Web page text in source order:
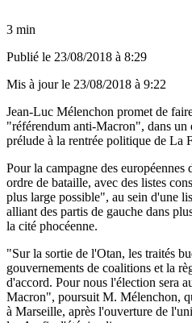
3 min
Publié le 23/08/2018 à 8:29
Mis à jour le 23/08/2018 à 9:22
Jean-Luc Mélenchon promet de
"référendum anti-Macron", dans un
prélude à la rentrée politique de La
Pour la campagne des européennes
ordre de bataille, avec des listes
plus large possible", au sein d'une
alliant des partis de gauche dans
la cité phocéenne.
"Sur la sortie de l'Otan, les traités
gouvernements de coalitions et la
d'accord. Pour nous l'élection sera
Macron", poursuit M. Mélenchon,
à Marseille, après l'ouverture de